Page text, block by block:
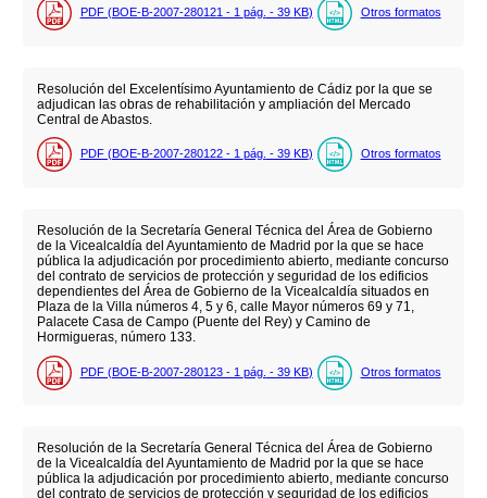
PDF (BOE-B-2007-280121 - 1 pág. - 39 KB) Otros formatos
Resolución del Excelentísimo Ayuntamiento de Cádiz por la que se
adjudican las obras de rehabilitación y ampliación del Mercado
Central de Abastos.
PDF (BOE-B-2007-280122 - 1 pág. - 39 KB) Otros formatos
Resolución de la Secretaría General Técnica del Área de Gobierno
de la Vicealcaldía del Ayuntamiento de Madrid por la que se hace
pública la adjudicación por procedimiento abierto, mediante concurso
del contrato de servicios de protección y seguridad de los edificios
dependientes del Área de Gobierno de la Vicealcaldía situados en
Plaza de la Villa números 4, 5 y 6, calle Mayor números 69 y 71,
Palacete Casa de Campo (Puente del Rey) y Camino de
Hormigueras, número 133.
PDF (BOE-B-2007-280123 - 1 pág. - 39 KB) Otros formatos
Resolución de la Secretaría General Técnica del Área de Gobierno
de la Vicealcaldía del Ayuntamiento de Madrid por la que se hace
pública la adjudicación por procedimiento abierto, mediante concurso
del contrato de servicios de protección y seguridad de los edificios